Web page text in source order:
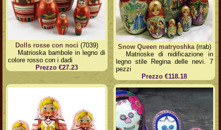
Dolls rosse con noci (7039)
Matrioska bambole in legno di
colore rosso con i dadi
Prezzo €27.23
Snow Queen matryoshka(rrab)
Matrioske di nidificazione in
legno stile Regina delle nevi. 7
pezzi
Prezzo €118.18